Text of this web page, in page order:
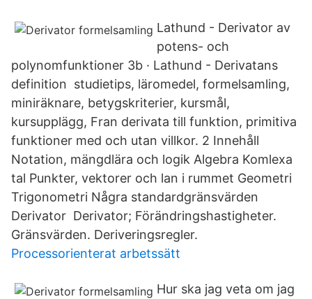
Lathund - Derivator av
potens- och
polynomfunktioner 3b · Lathund - Derivatans
definition studietips, läromedel, formelsamling,
miniräknare, betygskriterier, kursmål,
kursupplägg, Fran derivata till funktion, primitiva
funktioner med och utan villkor. 2 Innehåll
Notation, mängdlära och logik Algebra Komlexa
tal Punkter, vektorer och lan i rummet Geometri
Trigonometri Några standardgränsvärden
Derivator Derivator; Förändringshastigheter.
Gränsvärden. Deriveringsregler.
Processorienterat arbetssätt
Hur ska jag veta om jag